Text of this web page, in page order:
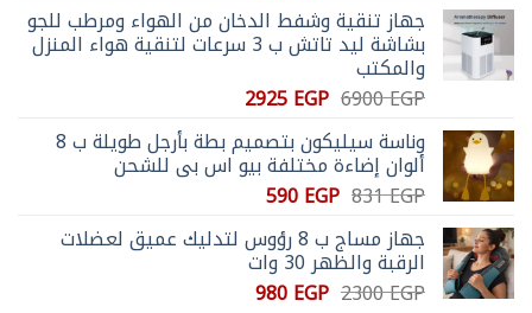
هو:
6900 EGP.
هو:
3305 EGP.
جهاز تنقية وشفط الدخان من الهواء ومرطب للجو
بشاشة ليد تاتش ب 3 سرعات لتنقية هواء المنزل
والمكتب
6900EGP السعر
هو:
6900 EGP.
2925EGP السعر
هو:
2925 EGP.
وناسة سيليكون بتصميم بطة بأرجل طويلة ب 8
ألوان إضاءة مختلفة بيو اس بي للشحن
831EGP السعر
هو:
831 EGP.
590EGP السعر
هو:
590 EGP.
جهاز مساج ب 8 رؤوس لتدليك عميق لعضلات
الرقبة والظهر 30 وات
2300EGP السعر980EGP السعر